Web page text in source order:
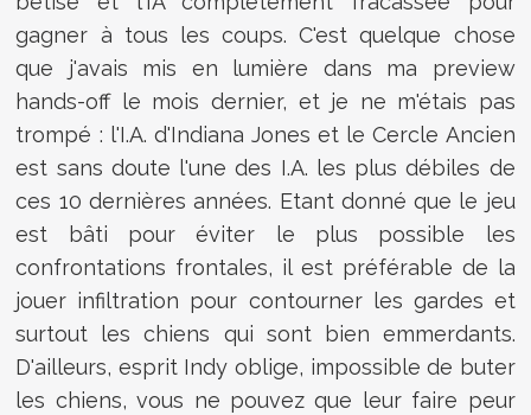
gagner à tous les coups. C'est quelque chose
que j'avais mis en lumière dans ma preview
hands-off le mois dernier, et je ne m'étais pas
trompé : l'I.A. d'Indiana Jones et le Cercle Ancien
est sans doute l'une des I.A. les plus débiles de
ces 10 dernières années. Etant donné que le jeu
est bâti pour éviter le plus possible les
confrontations frontales, il est préférable de la
jouer infiltration pour contourner les gardes et
surtout les chiens qui sont bien emmerdants.
D'ailleurs, esprit Indy oblige, impossible de buter
les chiens, vous ne pouvez que leur faire peur